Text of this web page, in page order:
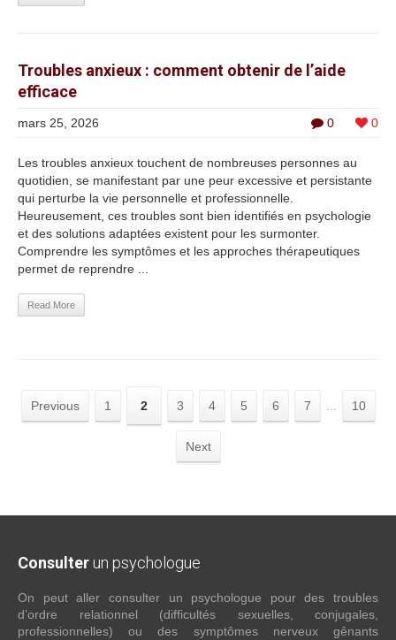
Troubles anxieux : comment obtenir de l’aide
efficace
0 0
mars 25, 2026
Les troubles anxieux touchent de nombreuses personnes au
quotidien, se manifestant par une peur excessive et persistante
qui perturbe la vie personnelle et professionnelle.
Heureusement, ces troubles sont bien identifiés en psychologie
et des solutions adaptées existent pour les surmonter.
Comprendre les symptômes et les approches thérapeutiques
permet de reprendre ...
Read More
Previous 1 2 3 4 5 6 7 10
Next
Consulter un psychologue
On peut aller consulter un psychologue pour des troubles
d’ordre relationnel (difficultés sexuelles, conjugales,
professionnelles) ou des symptômes nerveux gênants